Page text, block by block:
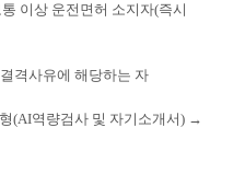
이상 운전면허 소지자(즉시
격사유에 해당하는 자
(AI역량검사 및 자기소개서) →